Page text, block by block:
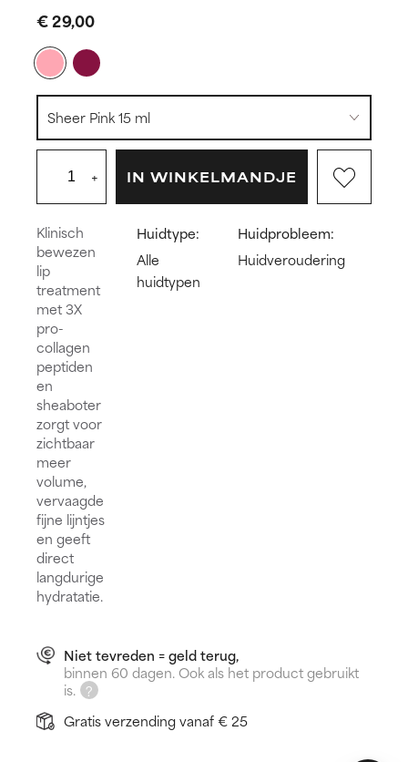
€ 29,00
Klinisch
bewezen
lip
treatment
met 3X
pro-
collagen
peptiden
en
sheaboter
zorgt voor
zichtbaar
meer
volume,
vervaagde
fijne lijntjes
en geeft
direct
langdurige
hydratatie.
Huidtype:
Alle
huidtypen
Huidprobleem:
Huidveroudering
+ IN WINKELMANDJE
Niet tevreden = geld terug,
binnen 60 dagen. Ook als het product gebruikt
is.
Gratis verzending vanaf € 25